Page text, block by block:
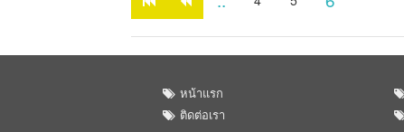
หน้าแรก
ติดต่อเรา